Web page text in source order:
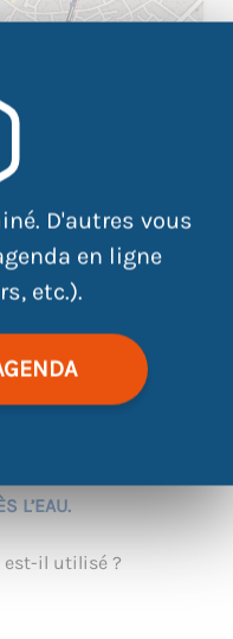
D'autres vous
en ligne
etc.).
CHANGENT LEUR
ENCORE.
?
des objets qui nous
L’EAU.
est-il utilisé ?